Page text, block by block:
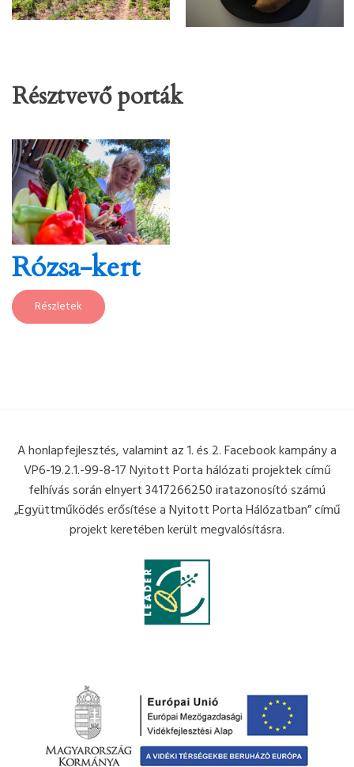
Résztvevő porták
Rózsa-kert
Részletek
A honlapfejlesztés, valamint az 1. és 2. Facebook kampány a
VP6-19.2.1.-99-8-17 Nyitott Porta hálózati projektek című
felhívás során elnyert 3417266250 iratazonosító számú
„Együttműködés erősítése a Nyitott Porta Hálózatban” című
projekt keretében került megvalósításra.